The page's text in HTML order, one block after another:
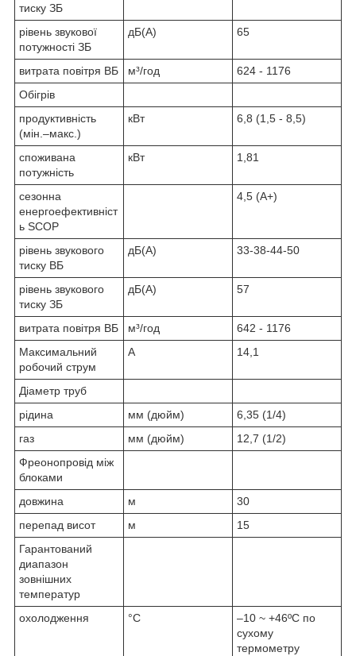
тиску ЗБ
рівень звукової
потужності ЗБ
дБ(А) 65
витрата повітря ВБ м³/год
624 - 1176
Обігрів
продуктивність
(мін.–макс.)
кВт 6,8 (1,5 - 8,5)
споживана
потужність
кВт 1,81
сезонна
енергоефективніст
ь SCOP
4,5 (A+)
рівень звукового
тиску ВБ
дБ(А) 33-38-44-50
рівень звукового
тиску ЗБ
дБ(А) 57
витрата повітря ВБ м³/год
642 - 1176
Максимальний
робочий струм
А 14,1
Діаметр труб
рідина
мм (дюйм)
6,35 (1/4)
газ
мм (дюйм)
12,7 (1/2)
Фреонопровід між
блоками
довжина
м
30
перепад висот
м
15
Гарантований
диапазон
зовнішних
температур
охолодження
°С
–10 ~ +46ºC по
сухому
термометру